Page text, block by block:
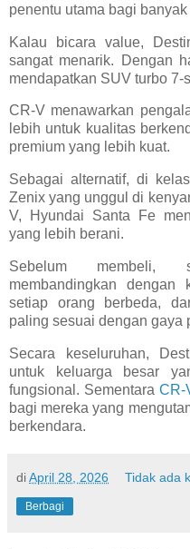
penentu utama bagi
Kalau bicara value,
sangat menarik. Dengan
mendapatkan SUV turbo 7-
CR-V menawarkan
lebih untuk kualitas
premium yang lebih kuat.
Sebagai alternatif, di
Zenix yang unggul di
V, Hyundai Santa Fe
yang lebih berani.
Sebelum membeli,
membandingkan dengan
setiap orang berbeda,
paling sesuai dengan gaya
Secara keseluruhan,
untuk keluarga besar
fungsional. Sementara CR-
bagi mereka yang
berkendara.
diApril 28, 2026 Tidak ada
Berbagi